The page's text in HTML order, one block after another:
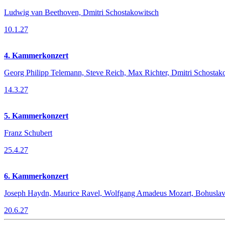
Ludwig van Beethoven, Dmitri Schostakowitsch
10.1.27
4. Kammerkonzert
Georg Philipp Telemann, Steve Reich, Max Richter, Dmitri
14.3.27
5. Kammerkonzert
Franz Schubert
25.4.27
6. Kammerkonzert
Joseph Haydn, Maurice Ravel, Wolfgang Amadeus Mozart,
20.6.27